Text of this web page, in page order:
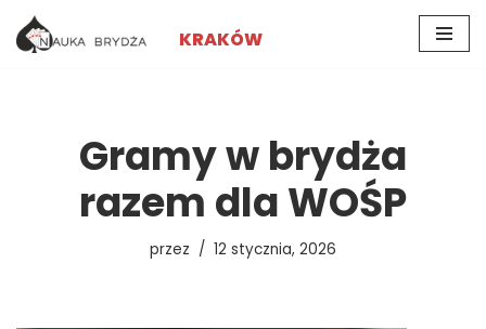
Przejdź
KRAKÓW
Gramy w brydża
razem dla WOŚP
przez 12 stycznia, 2026